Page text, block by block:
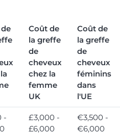
Coût de
la greffe
de
cheveux
chez la
femme
UK
Coût de
la greffe
de
cheveux
féminins
dans
l'UE
-
£3,000 -
£6,000
€3,500 -
€6,000